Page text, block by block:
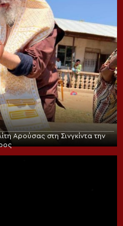
Αρούσας στη Σινγκίντα την